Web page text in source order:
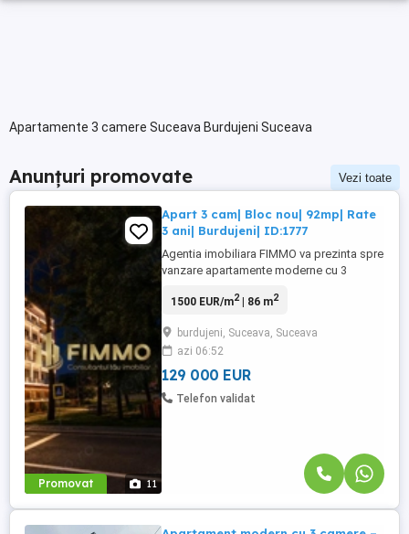
Apartamente 3 camere Suceava Burdujeni Suceava
Anunțuri promovate Vezi toate
Promovat 11
Apart 3 cam| Bloc nou| 92mp| Rate
3 ani| Burdujeni| ID:1777
Agentia imobiliara FIMMO va prezinta spre
vanzare apartamente moderne cu 3
curs de constructie, amplasat intr-o zona
la doar aproximativ 600 metri de
supermarketul Lidl si la aproximativ 200
metri de statia de ...
1500 EUR/m2| 86 m2
burdujeni, Suceava, Suceava
azi 06:52
129 000 EUR
Telefon validat